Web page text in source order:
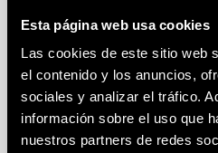
Esta página web usa cookies
Las cookies de este sitio web
el contenido y los anuncios,
sociales y analizar el tráfico.
información sobre el uso que
nuestros partners de redes